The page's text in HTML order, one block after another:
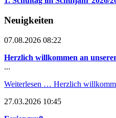
Neuigkeiten
07.08.2026 08:22
Herzlich willkommen an
...
Weiterlesen … Herzlich
27.03.2026 10:45